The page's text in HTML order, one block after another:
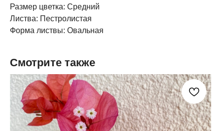
Размер цветка: Средний
Листва: Пестролистая
Форма листвы: Овальная
Смотрите также